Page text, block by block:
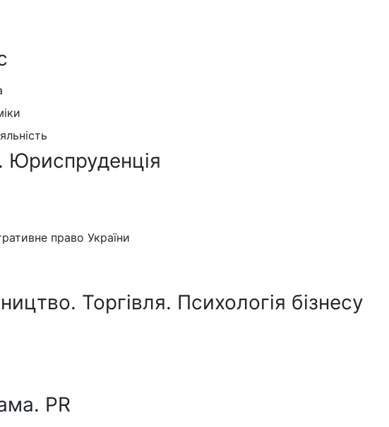
Юриспруденція
право України
Торгівля. Психологія бізнесу
PR